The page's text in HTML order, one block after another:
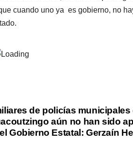
cuando uno ya es gobierno, no
de policías municipales
aún no han sido
Gobierno Estatal: Gerzaín